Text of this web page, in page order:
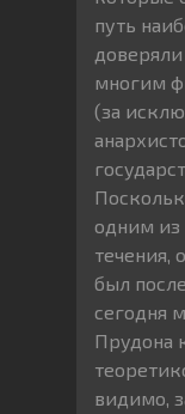
путь
многим
(за
одним из
течения,
был
сегодня
Прудона
видимо,